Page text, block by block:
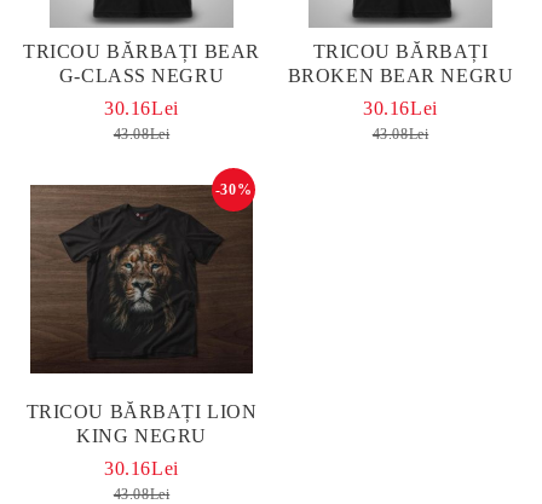
TRICOU BĂRBAȚI BEAR
G-CLASS NEGRU
30.16Lei
43.08Lei
TRICOU BĂRBAȚI
BROKEN BEAR NEGRU
30.16Lei
43.08Lei
TRICOU BĂRBAȚI LION
KING NEGRU
-30%
30.16Lei
43.08Lei